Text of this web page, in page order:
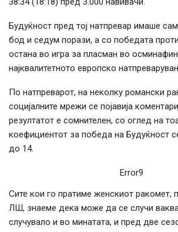
Будуќност пред тој натпревар имаше
бод и седум порази, а со победата
остана во игра за пласман во
најквалитетното европско
По натпреварот, на неколку романски
социјалните мрежи се појавија
резултатот е сомнителен, со оглед на
коефициентот за победа на Будуќност
до 14.
Error9
Сите кои го пратиме женскиот ракомет,
ЛШ, знаеме дека може да се случи ваква
случувало и во минатата, и пред две